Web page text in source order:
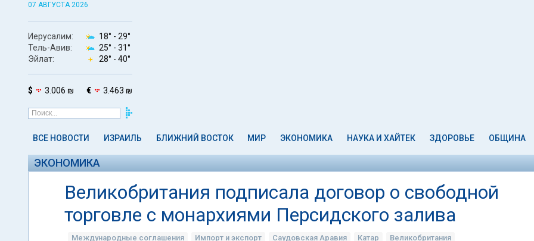
07 АВГУСТА 2026
Иерусалим: 18° - 29°
Тель-Авив:
25° - 31°
Эйлат:
28° - 40°
$ 3.006 ₪ € 3.463 ₪
ВСЕ НОВОСТИ ИЗРАИЛЬ БЛИЖНИЙ ВОСТОК МИР ЭКОНОМИКА НАУКА И ХАЙТЕК ЗДОРОВЬЕ ОБЩИНА
ЭКОНОМИКА
Великобритания подписала договор о свободной
торговле с монархиями Персидского залива
Международные соглашения Импорт и экспорт Саудовская Аравия Катар Великобритания